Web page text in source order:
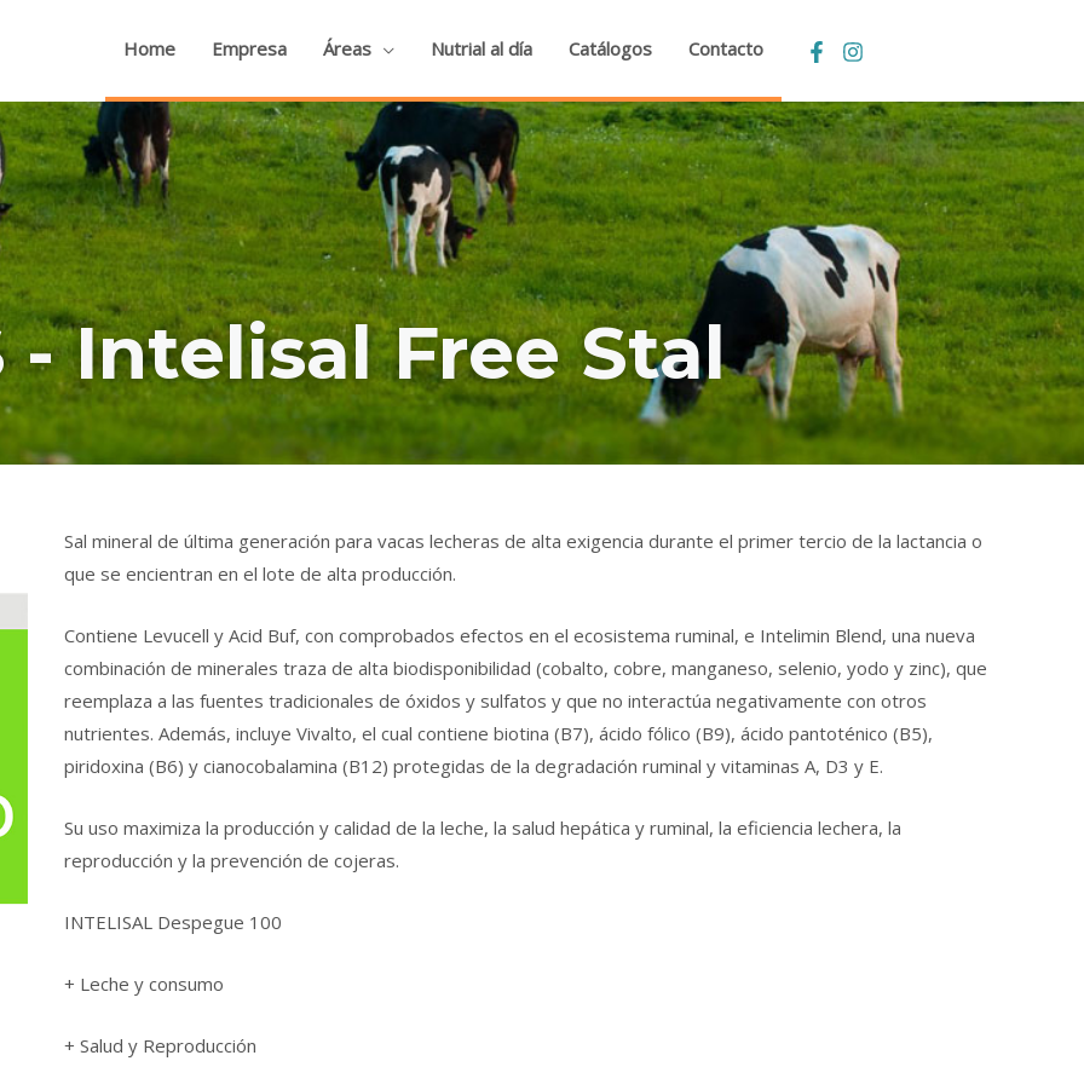
Home Empresa Áreas Nutrial al día Catálogos Contacto
- Intelisal Free Stal
Sal mineral de última generación para vacas lecheras de alta exigencia durante el primer tercio de la lactancia o
que se encientran en el lote de alta producción.
Contiene Levucell y Acid Buf, con comprobados efectos en el ecosistema ruminal, e Intelimin Blend, una nueva
combinación de minerales traza de alta biodisponibilidad (cobalto, cobre, manganeso, selenio, yodo y zinc), que
reemplaza a las fuentes tradicionales de óxidos y sulfatos y que no interactúa negativamente con otros
nutrientes. Además, incluye Vivalto, el cual contiene biotina (B7), ácido fólico (B9), ácido pantoténico (B5),
piridoxina (B6) y cianocobalamina (B12) protegidas de la degradación ruminal y vitaminas A, D3 y E.
Su uso maximiza la producción y calidad de la leche, la salud hepática y ruminal, la eficiencia lechera, la
reproducción y la prevención de cojeras.
INTELISAL Despegue 100
+ Leche y consumo
+ Salud y Reproducción